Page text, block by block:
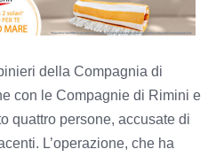
della Compagnia di
con le Compagnie di Rimini e
quattro persone, accusate di
L’operazione, che ha